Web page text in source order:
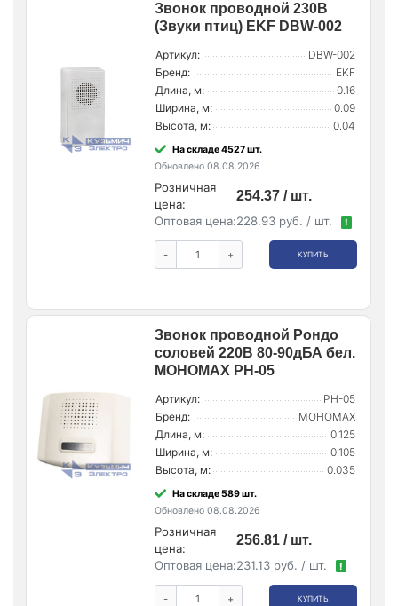
Звонок проводной 230В
(Звуки птиц) EKF DBW-002
Артикул:
DBW-002
Бренд:
EKF
Длина, м:
0.16
Ширина, м:
0.09
Высота, м:
0.04
На складе 4527 шт.
Обновлено 08.08.2026
Розничная
цена:
254.37 / шт.
Оптовая цена:228.93 руб. / шт. !
- + КУПИТЬ
Звонок проводной Рондо
соловей 220В 80-90дБА бел.
МОНОМАХ РН-05
Артикул:
РН-05
Бренд:
МОНОМАХ
Длина, м:
0.125
Ширина, м:
0.105
Высота, м:
0.035
На складе 589 шт.
Обновлено 08.08.2026
Розничная
цена:
256.81 / шт.
Оптовая цена:231.13 руб. / шт. !
- + КУПИТЬ